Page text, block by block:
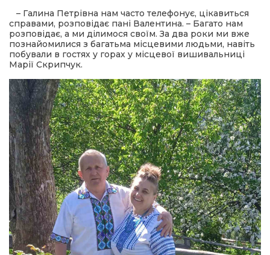
– Галина Петрівна нам часто телефонує, цікавиться
справами, розповідає пані Валентина. – Багато нам
розповідає, а ми ділимося своїм. За два роки ми вже
познайомилися з багатьма місцевими людьми, навіть
побували в гостях у горах у місцевої вишивальниці
Марії Скрипчук.